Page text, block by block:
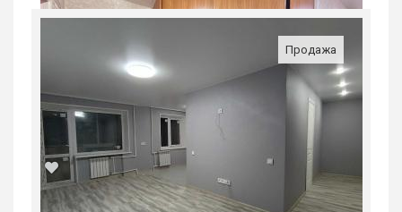
Продажа